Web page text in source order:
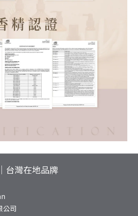
台灣在地品牌
公司